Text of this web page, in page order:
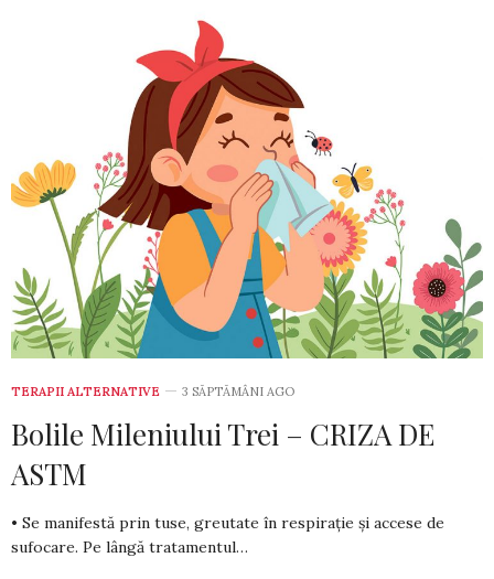
TERAPII ALTERNATIVE 3 SĂPTĂMÂNI AGO
Bolile Mileniului Trei – CRIZA DE
ASTM
• Se manifestă prin tuse, greutate în res­pirație și accese de
sufocare. Pe lân­gă trata­men­­tul…